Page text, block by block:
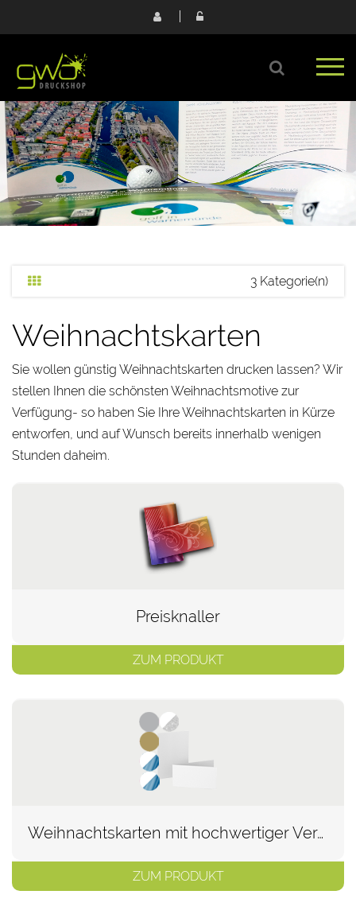
3 Kategorie(n)
Weihnachtskarten
Sie wollen günstig Weihnachtskarten drucken lassen? Wir
stellen Ihnen die schönsten Weihnachtsmotive zur
Verfügung- so haben Sie Ihre Weihnachtskarten in Kürze
entworfen, und auf Wunsch bereits innerhalb wenigen
Stunden daheim.
Preisknaller
ZUM PRODUKT
Weihnachtskarten mit hochwertiger Veredelung
ZUM PRODUKT